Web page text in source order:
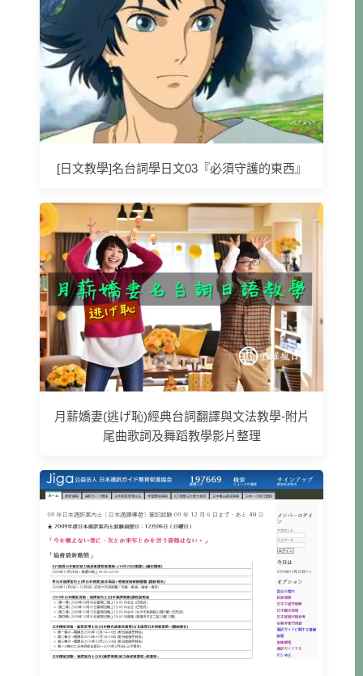
[日文教學]名台詞學日文03『必須守護的東西』
月薪嬌妻(逃げ恥)經典台詞翻譯與文法教學-附片
尾曲歌詞及舞蹈教學影片整理